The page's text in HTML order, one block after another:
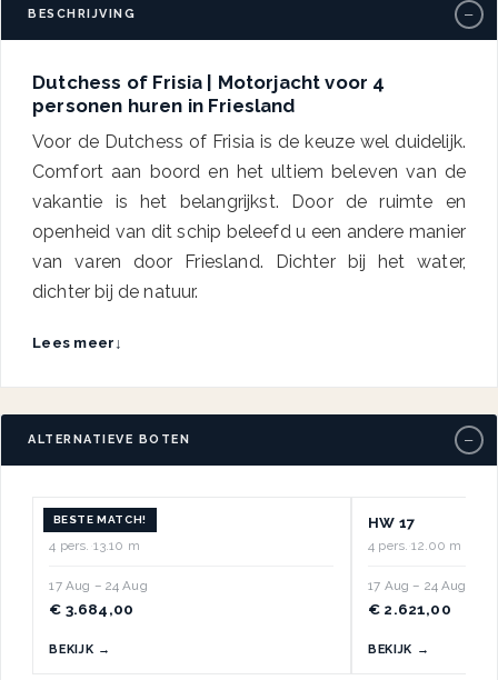
BESCHRIJVING −
Dutchess of Frisia | Motorjacht voor 4
personen huren in Friesland
Voor de Dutchess of Frisia is de keuze wel duidelijk.
Comfort aan boord en het ultiem beleven van de
vakantie is het belangrijkst. Door de ruimte en
openheid van dit schip beleefd u een andere manier
van varen door Friesland. Dichter bij het water,
dichter bij de natuur.
Lees meer ↓
ALTERNATIEVE BOTEN −
BESTE MATCH!
HW 1
4 pers. ·13.10 m
17 Aug – 24 Aug
€ 3.684,00
BEKIJK →
HW 17
4 pers.·12.00 m
17 Aug – 24 Aug
€ 2.621,00
BEKIJK →